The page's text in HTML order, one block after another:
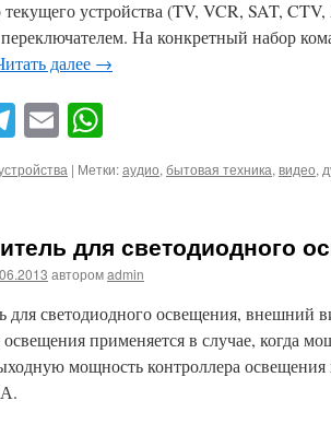
устройства (TV, VCR, SAT,
На конкретный набор
далее →
Telegram
Email
| Метки:аудио,бытовая техника,видео,
для светодиодного
авторомadmin
для светодиодного освещения, внешний
применяется в случае, когда
мощность контроллера освещения